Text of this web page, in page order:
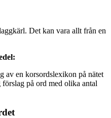
Det kan vara allt från en
av en korsordslexikon på nätet
på ord med olika antal